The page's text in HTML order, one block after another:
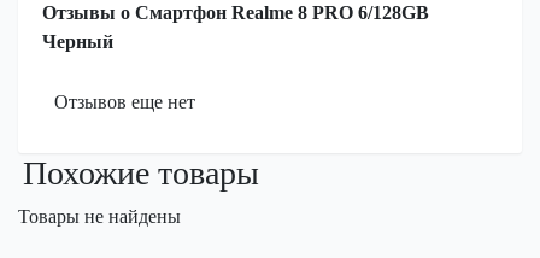
Отзывы о Смартфон Realme 8 PRO 6/128GB
Черный
Отзывов еще нет
Похожие товары
Товары не найдены